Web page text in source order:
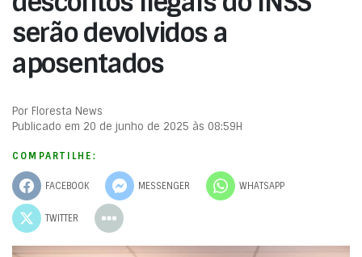
serão devolvidos a
aposentados
Por Floresta News
Publicado em 20 de junho de 2025 às 08:59H
COMPARTILHE:
FACEBOOK MESSENGER WHATSAPP
TWITTER